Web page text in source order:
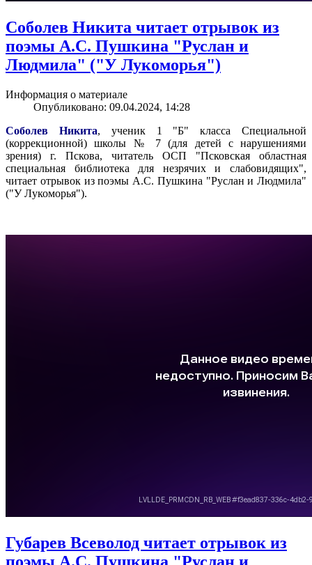
Соболев Никита читает отрывок из
поэмы А.С. Пушкина "Руслан и
Людмила" ("У Лукоморья")
Информация о материале
Опубликовано: 09.04.2024, 14:28
Соболев Никита, ученик 1 "Б" класса Специальной
(коррекционной) школы № 7 (для детей с нарушениями
зрения) г. Пскова, читатель ОСП "Псковская областная
специальная библиотека для незрячих и слабовидящих",
читает отрывок из поэмы А.С. Пушкина "Руслан и Людмила"
("У Лукоморья").
Губарев Всеволод читает отрывок из